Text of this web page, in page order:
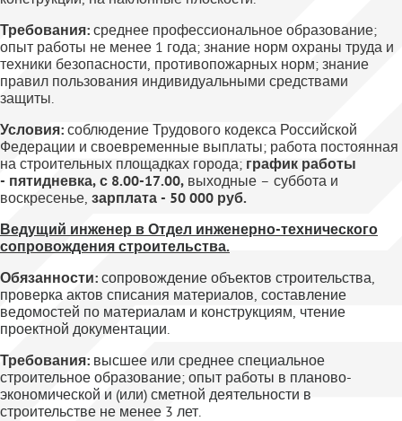
Требования: среднее профессиональное образование;
опыт работы не менее 1 года; знание норм охраны труда и
техники безопасности, противопожарных норм; знание
правил пользования индивидуальными средствами
защиты.
Условия: соблюдение Трудового кодекса Российской
Федерации и своевременные выплаты; работа постоянная
на строительных площадках города; график работы
- пятидневка, с 8.00-17.00, выходные – суббота и
воскресенье, зарплата - 50 000 руб.
Ведущий инженер в Отдел инженерно-технического
сопровождения строительства.
Обязанности: сопровождение объектов строительства,
проверка актов списания материалов, составление
ведомостей по материалам и конструкциям, чтение
проектной документации.
Требования: высшее или среднее специальное
строительное образование; опыт работы в планово-
экономической и (или) сметной деятельности в
строительстве не менее 3 лет.